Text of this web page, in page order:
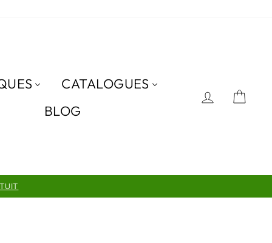
CATALOGUES
BLOG
SE